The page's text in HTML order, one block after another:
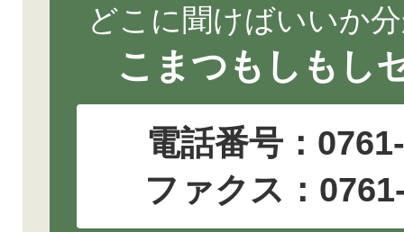
どこに聞けばいいか
こまつもしもし
電話番号：
ファクス：